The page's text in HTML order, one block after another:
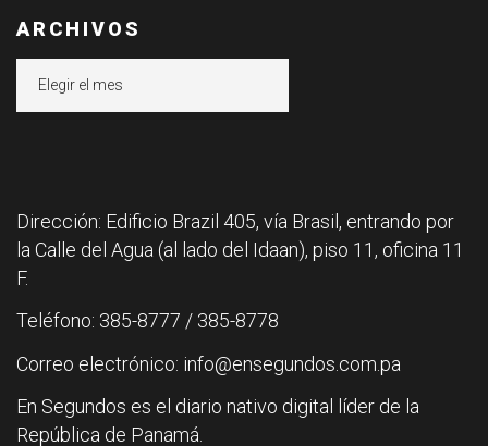
ARCHIVOS
Dirección: Edificio Brazil 405, vía Brasil, entrando por
la Calle del Agua (al lado del Idaan), piso 11, oficina 11
F.
Teléfono: 385-8777 / 385-8778
Correo electrónico: info@ensegundos.com.pa
En Segundos es el diario nativo digital líder de la
República de Panamá.